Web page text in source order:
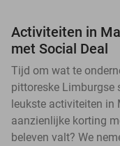
Activiteiten in
met Social Deal
Tijd om wat te
pittoreske Limburgse
leukste activiteiten in
aanzienlijke korting
beleven valt? We